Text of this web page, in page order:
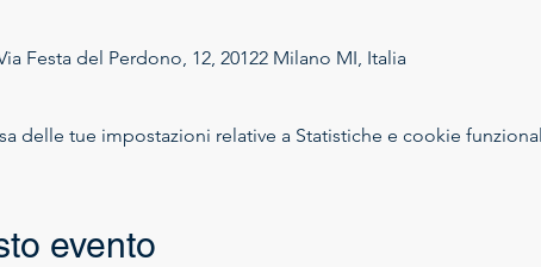
Festa del Perdono, 12, 20122 Milano MI, Italia
delle tue impostazioni relative a Statistiche e cookie
evento